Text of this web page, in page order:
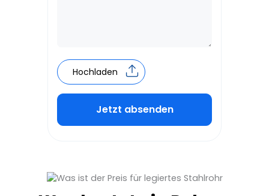
Hochladen
Jetzt absenden